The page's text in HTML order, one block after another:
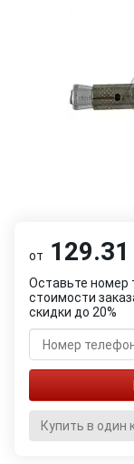
от 129.31
Оставьте номер
стоимости
скидки до 20%
Купить в один